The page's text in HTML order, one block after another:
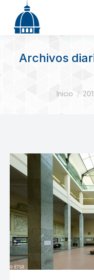
Archivos
Estás
Inicio